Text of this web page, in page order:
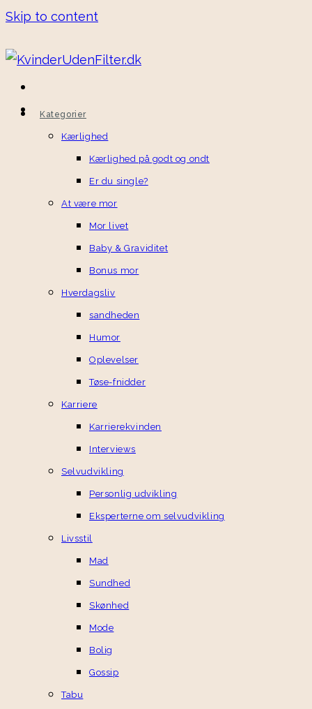
Skip to content
Kategorier
Kærlighed
Kærlighed på godt og ondt
Er du single?
At være mor
Mor livet
Baby & Graviditet
Bonus mor
Hverdagsliv
sandheden
Humor
Oplevelser
Tøse-fnidder
Karriere
Karrierekvinden
Interviews
Selvudvikling
Personlig udvikling
Eksperterne om selvudvikling
Livsstil
Mad
Sundhed
Skønhed
Mode
Bolig
Gossip
Tabu